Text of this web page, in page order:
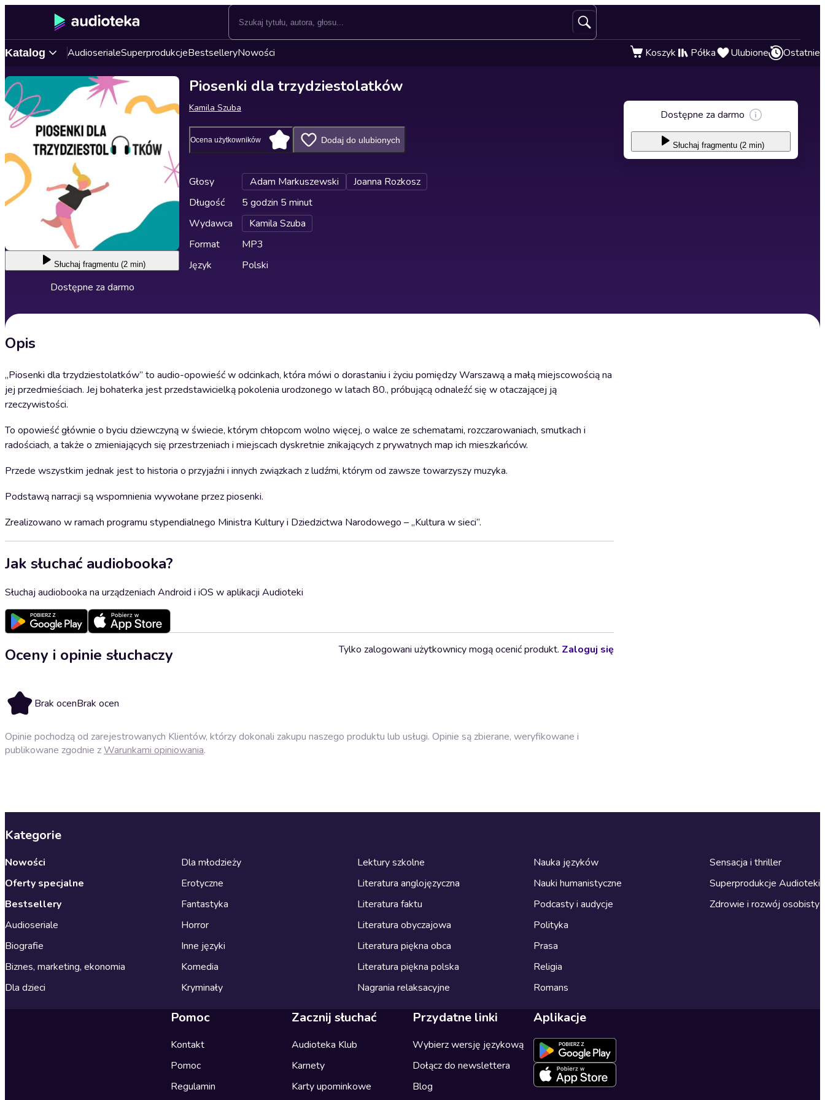
Katalog AudioserialeSuperprodukcjeBestselleryNowości Koszyk Półka Ulubione Ostatnie
Słuchaj fragmentu (2 min)
Dostępne za darmo
Piosenki dla trzydziestolatków
Kamila Szuba
Ocena użytkowników Dodaj do ulubionych
Głosy Adam Markuszewski
Joanna Rozkosz
Długość
5 godzin 5 minut
Wydawca
Kamila Szuba
Format
MP3
Język
Polski
Opis
„Piosenki dla trzydziestolatków” to audio-opowieść w odcinkach, która mówi o dorastaniu i życiu pomiędzy Warszawą a małą miejscowością na
jej przedmieściach. Jej bohaterka jest przedstawicielką pokolenia urodzonego w latach 80., próbującą odnaleźć się w otaczającej ją
rzeczywistości.
To opowieść głównie o byciu dziewczyną w świecie, którym chłopcom wolno więcej, o walce ze schematami, rozczarowaniach, smutkach i
radościach, a także o zmieniających się przestrzeniach i miejscach dyskretnie znikających z prywatnych map ich mieszkańców.
Przede wszystkim jednak jest to historia o przyjaźni i innych związkach z ludźmi, którym od zawsze towarzyszy muzyka.
Podstawą narracji są wspomnienia wywołane przez piosenki.
Zrealizowano w ramach programu stypendialnego Ministra Kultury i Dziedzictwa Narodowego – „Kultura w sieci”.
Jak słuchać audiobooka?
Słuchaj audiobooka na urządzeniach Android i iOS w aplikacji Audioteki
Oceny i opinie słuchaczy
Brak ocenBrak ocen
Tylko zalogowani użytkownicy mogą ocenić produkt. Zaloguj się
Opinie pochodzą od zarejestrowanych Klientów, którzy dokonali zakupu naszego produktu lub usługi. Opinie są zbierane, weryfikowane i
publikowane zgodnie zWarunkami opiniowania.
Dostępne za darmo
Słuchaj fragmentu (2 min)
Kategorie
Nowości
Oferty specjalne
Bestsellery
Audioseriale
Biografie
Biznes, marketing, ekonomia
Dla dzieci
Dla młodzieży
Erotyczne
Fantastyka
Horror
Inne języki
Komedia
Kryminały
Lektury szkolne
Literatura anglojęzyczna
Literatura faktu
Literatura obyczajowa
Literatura piękna obca
Literatura piękna polska
Nagrania relaksacyjne
Nauka języków
Nauki humanistyczne
Podcasty i audycje
Polityka
Prasa
Religia
Romans
Sensacja i thriller
Superprodukcje Audioteki
Zdrowie i rozwój osobisty
Pomoc
Kontakt
Pomoc
Regulamin
Zacznij słuchać
Audioteka Klub
Karnety
Karty upominkowe
Przydatne linki
Wybierz wersję językową
Dołącz do newslettera
Blog
Aplikacje